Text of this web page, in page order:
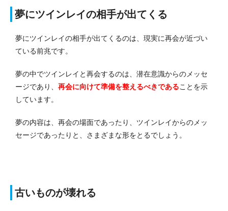
夢にツインレイの相手が出てくる
夢にツインレイの相手が出てくるのは、現実に再会が近づい
ている前兆です。
夢の中でツインレイと再会するのは、潜在意識からのメッセ
ージであり、 再会に向けて準備を整えるべきであることを示
しています。
夢の内容は、再会の場面であったり、ツインレイからのメッ
セージであったりと、さまざまな形をとるでしょう。
古いものが壊れる